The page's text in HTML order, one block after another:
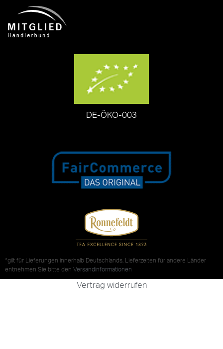
DE-ÖKO-003
*gilt für Lieferungen innerhalb Deutschlands, Lieferzeiten für andere Länder
entnehmen Sie bitte den Versandinformationen
Vertrag widerrufen